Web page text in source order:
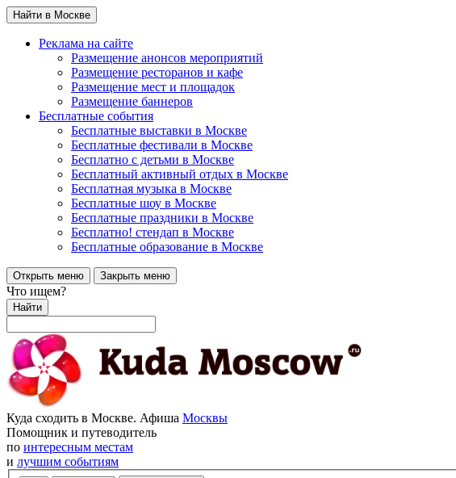
Найти в Москве
Реклама на сайте
Размещение анонсов мероприятий
Размещение ресторанов и кафе
Размещение мест и площадок
Размещение баннеров
Бесплатные события
Бесплатные выставки в Москве
Бесплатные фестивали в Москве
Бесплатно с детьми в Москве
Бесплатный активный отдых в Москве
Бесплатная музыка в Москве
Бесплатные шоу в Москве
Бесплатные праздники в Москве
Бесплатно! стендап в Москве
Бесплатные образование в Москве
Открыть меню Закрыть меню
Что ищем?
Найти
Куда сходить в Москве. Афиша Москвы
Помощник и путеводитель
по интересным местам
и лучшим событиям